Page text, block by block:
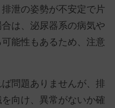
泄の姿勢が不安定で片
は、泌尿器系の病気や
能性もあるため、注意
問題ありませんが、排
向け、異常がないか確